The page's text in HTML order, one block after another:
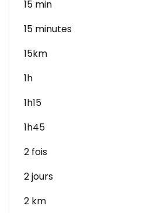
15 min
15 minutes
15km
1h
1h15
1h45
2 fois
2 jours
2 km